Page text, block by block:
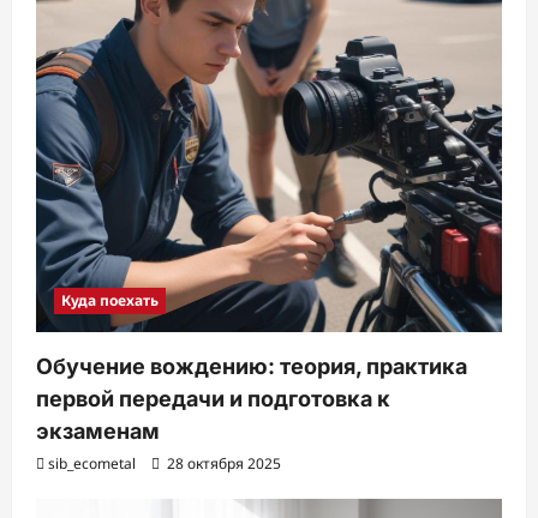
Куда поехать
Обучение вождению: теория, практика
первой передачи и подготовка к
экзаменам
sib_ecometal 28 октября 2025